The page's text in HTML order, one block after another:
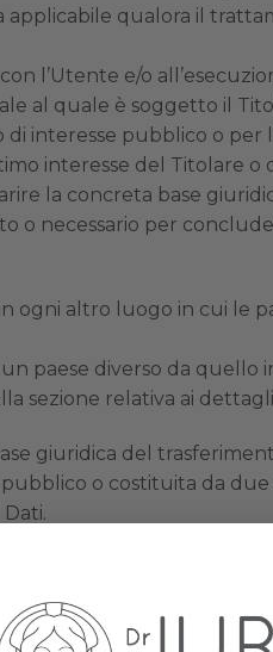
qualora il
l’Utente e/o
al quale è soggetto il
interesse pubblico o per
interesse del Titolare o
la concreta base
o necessario per
ogni altro luogo in cui
paese diverso da
sezione relativa ai
giuridica del
o costituita da due
appena descritti
contattandolo agli